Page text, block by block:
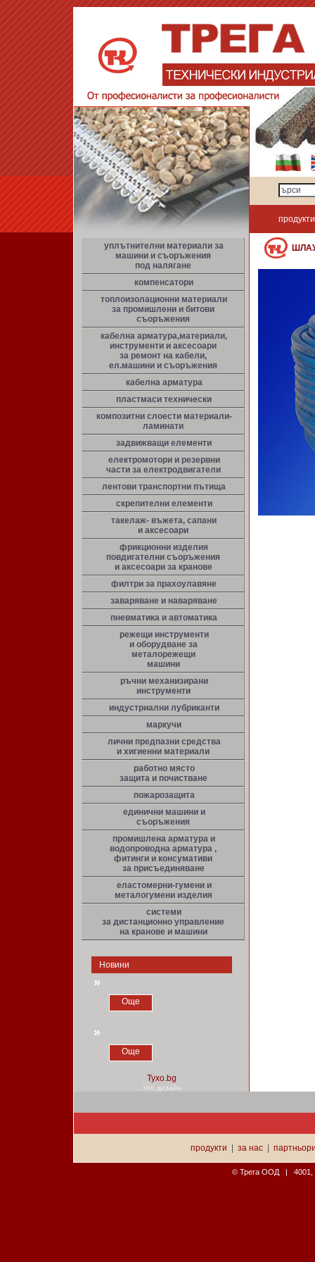
продукти
уплътнителни материали за
машини и съоръжения
под налягане
компенсатори
топлоизолационни материали
за промишлени и битови
съоръжения
кабелна арматура,материали,
инструменти и аксесоари
за ремонт на кабели,
ел.машини и съоръжения
кабелна арматура
пластмаси технически
композитни слоести материали-
ламинати
задвижващи елементи
електромотори и резервни
части за електродвигатели
лентови транспортни пътища
скрепителни елементи
такелаж- въжета, сапани
и аксесоари
фрикционни изделия
повдигателни съоръжения
и аксесоари за кранове
филтри за прахоулавяне
заваряване и наваряване
пневматика и автоматика
режещи инструменти
и оборудване за
металорежещи
машини
ръчни механизирани
инструменти
индустриални лубриканти
маркучи
лични предпазни средства
и хигиенни материали
работно място
защита и почистване
пожарозащита
единични машини и
съоръжения
промишлена арматура и
водопроводна арматура ,
фитинги и консумативи
за присъединяване
еластомерни-гумени и
металогумени изделия
системи
за дистанционно управление
на кранове и машини
Новини
»
Още
»
Още
Уеб дизайн
продукти за нас|
© Трега ООД | 4001,